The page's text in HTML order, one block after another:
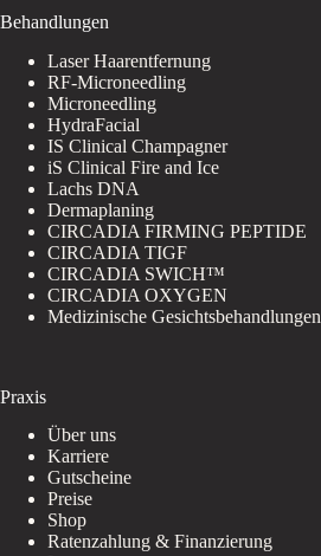
Behandlungen
Laser Haarentfernung
RF-Microneedling
Microneedling
HydraFacial
IS Clinical Champagner
iS Clinical Fire and Ice
Lachs DNA
Dermaplaning
CIRCADIA FIRMING PEPTIDE
CIRCADIA TIGF
CIRCADIA SWICH™
CIRCADIA OXYGEN
Medizinische Gesichtsbehandlungen
Praxis
Über uns
Karriere
Gutscheine
Preise
Shop
Ratenzahlung & Finanzierung